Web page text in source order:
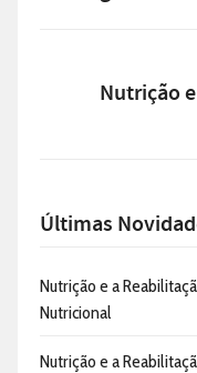
Nutrição
Últimas
Nutrição e a
Nutricional
Nutrição e a